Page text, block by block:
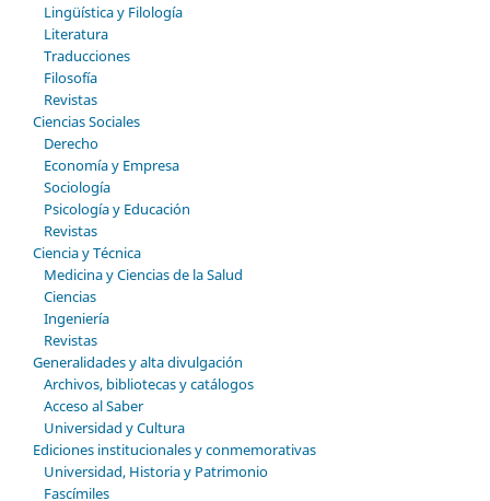
Lingüística y Filología
Literatura
Traducciones
Filosofía
Revistas
Ciencias Sociales
Derecho
Economía y Empresa
Sociología
Psicología y Educación
Revistas
Ciencia y Técnica
Medicina y Ciencias de la Salud
Ciencias
Ingeniería
Revistas
Generalidades y alta divulgación
Archivos, bibliotecas y catálogos
Acceso al Saber
Universidad y Cultura
Ediciones institucionales y conmemorativas
Universidad, Historia y Patrimonio
Fascímiles